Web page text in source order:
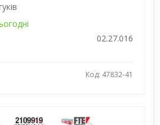
02.27.016
Код: 47832-41